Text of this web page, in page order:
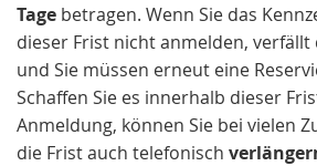
Tage betragen. Wenn Sie das
dieser Frist nicht anmelden, verfällt
und Sie müssen erneut eine
Schaffen Sie es innerhalb dieser
Anmeldung, können Sie bei vielen
die Frist auch telefonisch